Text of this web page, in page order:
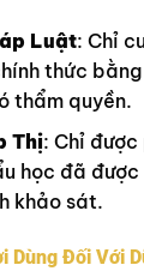
Luật: Chỉ
thức
thẩm quyền.
Thị: Chỉ
học đã
khảo sát.
Dùng Đối Với